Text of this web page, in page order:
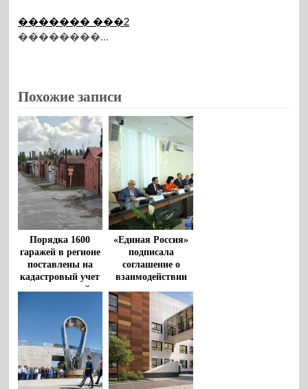
������� ���2
��������...
Похожие записи
Порядка 1600
гаражей в регионе
поставлены на
кадастровый учет
по «гаражной
время реализации
закона
«Единая Россия»
подписала
соглашение о
взаимодействии
между
Общественной
палатой РФ и
политическими
партиями